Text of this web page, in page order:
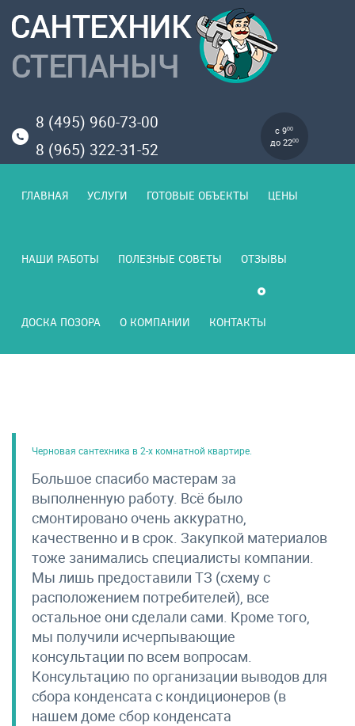
8 (495) 960-73-00
8 (965) 322-31-52
с 900
до 2200
ГЛАВНАЯ УСЛУГИ ГОТОВЫЕ ОБЪЕКТЫ ЦЕНЫ
НАШИ РАБОТЫ ПОЛЕЗНЫЕ СОВЕТЫ ОТЗЫВЫ
ДОСКА ПОЗОРА О КОМПАНИИ КОНТАКТЫ
Черновая сантехника в 2-х комнатной квартире.
Большое спасибо мастерам за
выполненную работу. Всё было
смонтировано очень аккуратно,
качественно и в срок. Закупкой материалов
тоже занимались специалисты компании.
Мы лишь предоставили ТЗ (схему с
расположением потребителей), все
остальное они сделали сами. Кроме того,
мы получили исчерпывающие
консультации по всем вопросам.
Консультацию по организации выводов для
сбора конденсата с кондиционеров (в
нашем доме сбор конденсата